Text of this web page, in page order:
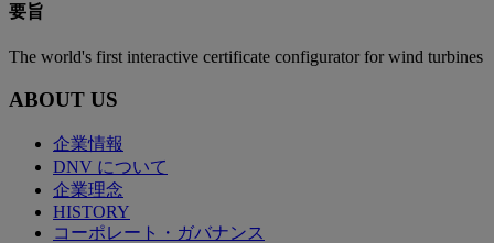
要旨
The world's first interactive certificate configurator for wind turbines
ABOUT US
企業情報
DNV について
企業理念
HISTORY
コーポレート・ガバナンス